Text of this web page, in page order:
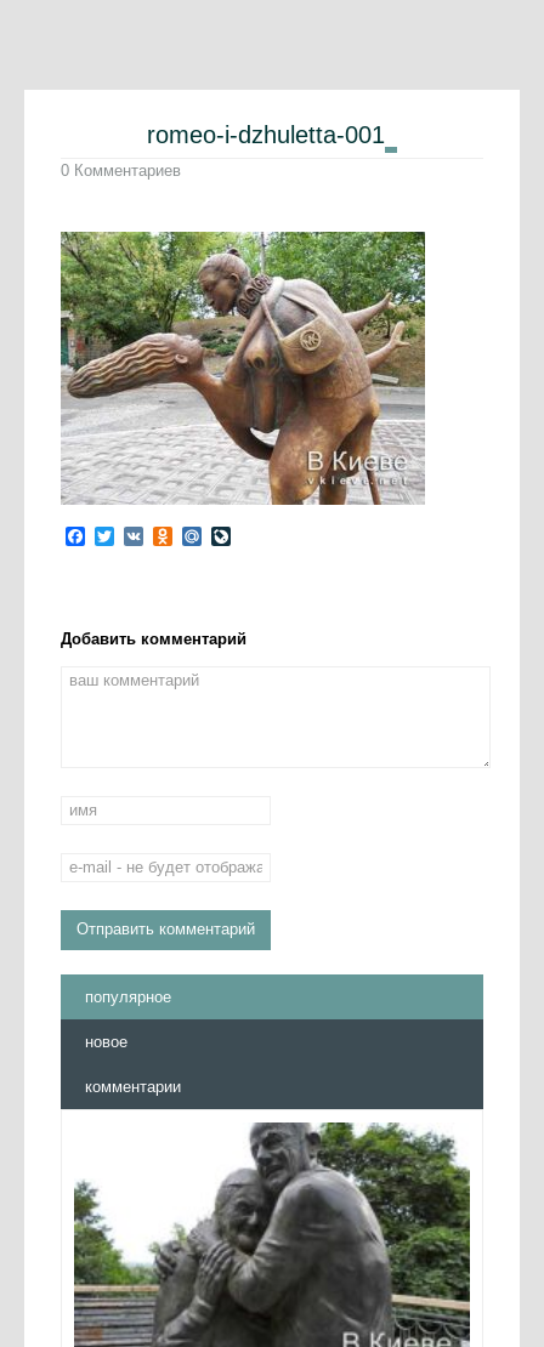
romeo-i-dzhuletta-001
0 Комментариев
Facebook
Twitter
VK Odnoklassniki
Mail.Ru
Добавить комментарий
популярное
новое
комментарии